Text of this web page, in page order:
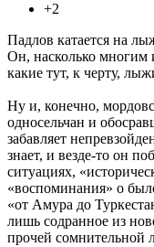
+2
Падлов катается на
Он, насколько многим
какие тут, к черту,
Ну и, конечно,
односельчан и
забавляет
знает, и везде-то он
ситуациях,
«воспоминания» о
«от Амура до
лишь содранное из
прочей сомнительной